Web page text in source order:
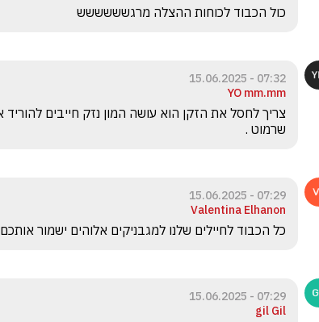
כול הכבוד לכוחות ההצלה מרגשששששש
07:32 - 15.06.2025
YO mm.mm
שרמוט .
07:29 - 15.06.2025
Valentina Elhanon
כל הכבוד לחיילים שלנו למגבניקים אלוהים ישמור אותכם
07:29 - 15.06.2025
gil Gil